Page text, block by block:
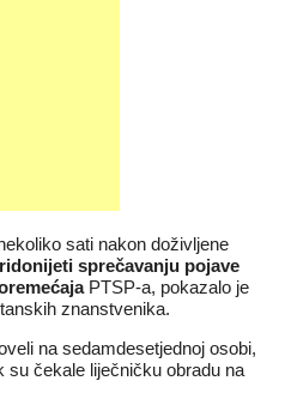
sati nakon doživljene
sprečavanju pojave
PTSP-a, pokazalo je
znanstvenika.
na sedamdesetjednoj osobi,
čekale liječničku obradu na